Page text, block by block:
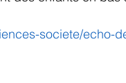
societe/echo-